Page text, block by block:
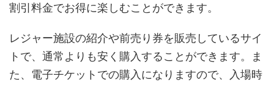
割引料金でお得に楽しむことができます。
レジャー施設の紹介や前売り券を販売しているサイ
トで、通常よりも安く購入することができます。ま
た、電子チケットでの購入になりますので、入場時